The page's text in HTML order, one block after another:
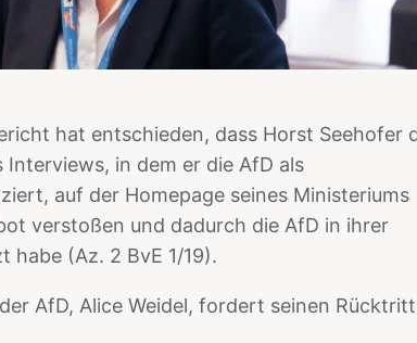
hat entschieden, dass Horst Seehofer
in dem er die AfD als
auf der Homepage seines Ministeriums
verstoßen und dadurch die AfD in ihrer
habe (Az. 2 BvE 1/19).
AfD, Alice Weidel, fordert seinen